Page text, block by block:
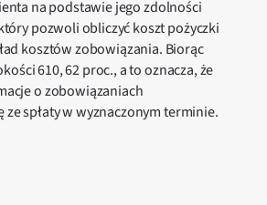
na podstawie jego zdolności
pozwoli obliczyć koszt pożyczki
kosztów zobowiązania. Biorąc
610, 62 proc., a to oznacza, że
o zobowiązaniach
spłaty w wyznaczonym terminie.